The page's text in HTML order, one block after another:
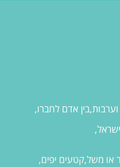
בין אדם לחברו
או משלקטעים יפים